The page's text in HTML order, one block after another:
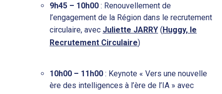
9h45 – 10h00 : Renouvellement de
l’engagement de la Région dans le recrutement
circulaire, avec Juliette JARRY (Huggy, le
Recrutement Circulaire)
10h00 – 11h00 : Keynote « Vers une nouvelle
ère des intelligences à l’ère de l’IA » avec